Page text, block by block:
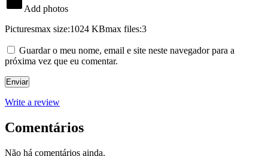
Add photos
Picturesmax size:1024 KBmax files:3
Guardar o meu nome, email e site neste navegador para a
próxima vez que eu comentar.
Write a review
Comentários
Não há comentários ainda.